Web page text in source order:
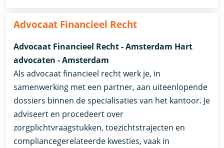
Advocaat Financieel Recht
Advocaat Financieel Recht - Amsterdam Hart
advocaten - Amsterdam
Als advocaat financieel recht werk je, in
samenwerking met een partner, aan uiteenlopende
dossiers binnen de specialisaties van het kantoor. Je
adviseert en procedeert over
zorgplichtvraagstukken, toezichtstrajecten en
compliancegerelateerde kwesties, vaak in